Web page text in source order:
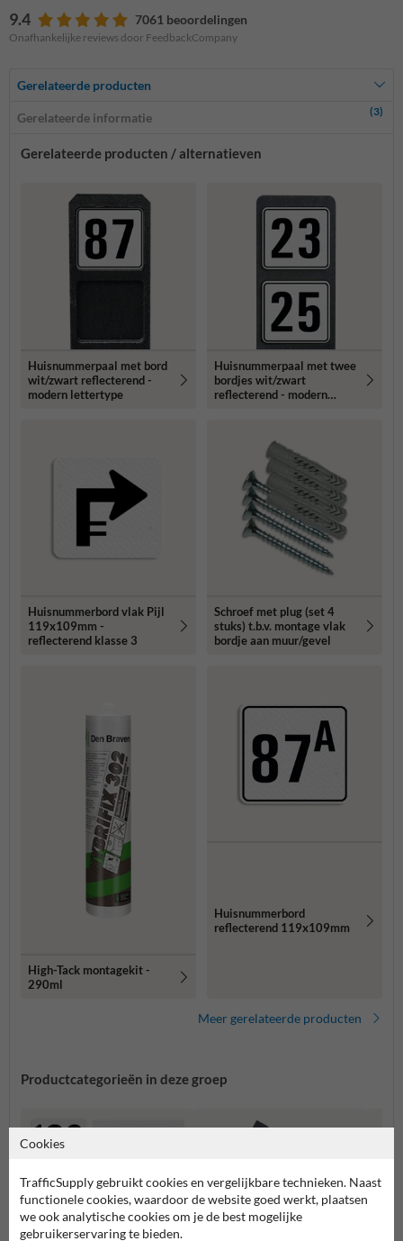
9.4 7061 beoordelingen
Onafhankelijke reviews door FeedbackCompany
Gerelateerde producten
Gerelateerde informatie (3)
Gerelateerde producten / alternatieven
Huisnummerpaal met bord
wit/zwart reflecterend -
modern lettertype
Huisnummerpaal met twee
bordjes wit/zwart
reflecterend - modern
Huisnummerbord vlak Pijl
119x109mm -
reflecterend klasse 3
Schroef met plug (set 4
stuks) t.b.v. montage vlak
bordje aan muur/gevel
High-Tack montagekit -
290ml
Huisnummerbord
reflecterend 119x109mm
Meer gerelateerde producten
Productcategorieën in deze groep
Cookies
TrafficSupply gebruikt cookies en vergelijkbare technieken. Naast
functionele cookies, waardoor de website goed werkt, plaatsen
we ook analytische cookies om je de best mogelijke
gebruikerservaring te bieden.